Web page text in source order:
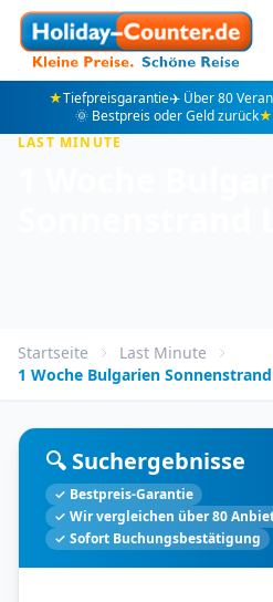
★Tiefpreisgarantie✈️ Über 80
🌞 Bestpreis oder Geld zurück★
LAST MINUTE
Startseite
Last Minute
1 Woche Bulgarien
🔍 Suchergebnisse
✓ Bestpreis-Garantie
✓ Wir vergleichen über 80
✓ Sofort Buchungsbestätigung